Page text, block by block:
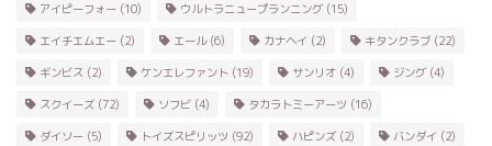
アイピーフォー (10) ウルトラニュープランニング (15)
エイチエムエー (2) エール(6) カナヘイ (2) キタンクラブ (22)
ギンビス (2) ケンエレファント (19) サンリオ (4) ジング (4)
スクイーズ (72) ソフビ (4) タカラトミーアーツ (16)
ダイソー (5) トイズスピリッツ (92) ハピンズ (2) バンダイ (2)